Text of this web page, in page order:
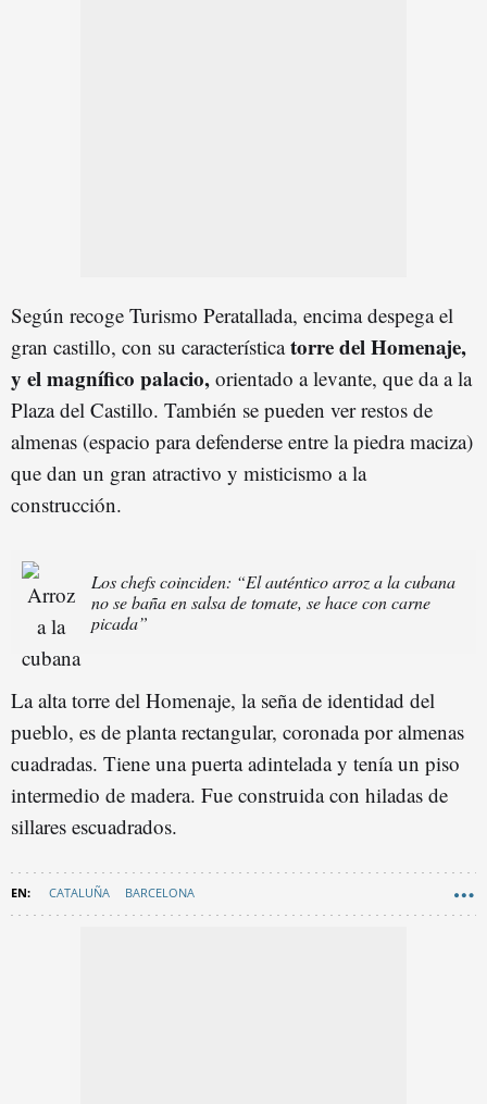
Según recoge Turismo Peratallada, encima despega el
gran castillo, con su característicatorre del Homenaje,
y el magnífico palacio, orientado a levante, que da a la
Plaza del Castillo. También se pueden ver restos de
almenas (espacio para defenderse entre la piedra maciza)
que dan un gran atractivo y misticismo a la
construcción.
Los chefs coinciden: “El auténtico arroz a la cubana
no se baña en salsa de tomate, se hace con carne
picada”
La alta torre del Homenaje, la seña de identidad del
pueblo, es de planta rectangular, coronada por almenas
cuadradas. Tiene una puerta adintelada y tenía un piso
intermedio de madera. Fue construida con hiladas de
sillares escuadrados.
CATALUÑA BARCELONA